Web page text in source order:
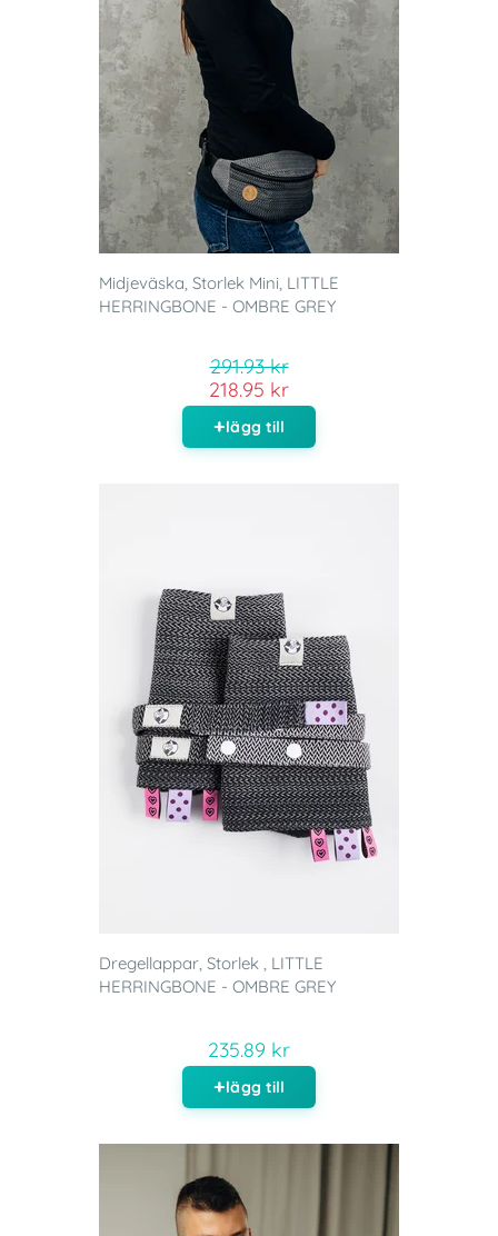
Midjeväska, Storlek Mini, LITTLE
HERRINGBONE - OMBRE GREY
291.93 kr
218.95 kr
lägg till
Dregellappar, Storlek , LITTLE
HERRINGBONE - OMBRE GREY
235.89 kr
lägg till